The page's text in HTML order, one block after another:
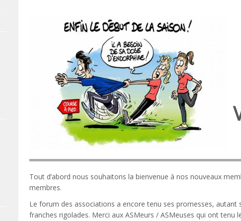
Tout d’abord nous souhaitons la bienvenue à nos nouveaux
membres.
Le forum des associations a encore tenu ses promesses,
franches rigolades. Merci aux ASMeurs / ASMeuses qui ont tenu